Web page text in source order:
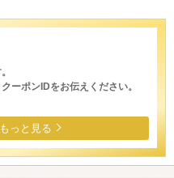
ーポンIDをお伝えください。
っと見る